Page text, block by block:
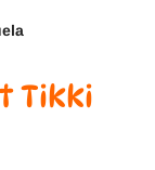
Tikki